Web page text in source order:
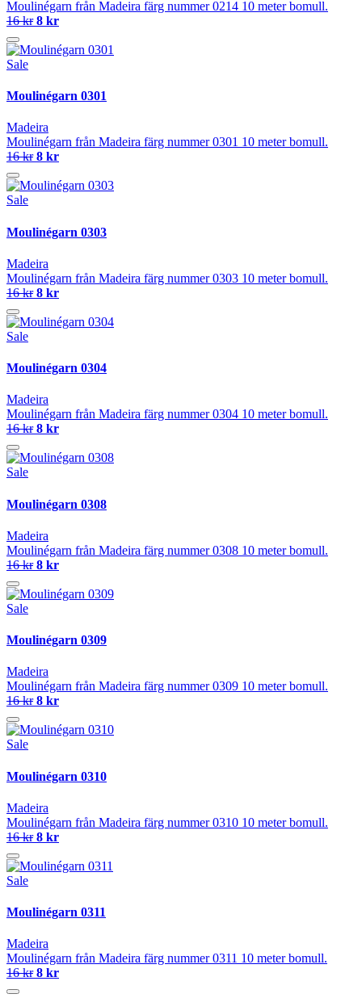
Moulinégarn från Madeira färg nummer 0214 10 meter bomull.
16 kr 8 kr
Sale
Moulinégarn 0301
Madeira
Moulinégarn från Madeira färg nummer 0301 10 meter bomull.
16 kr 8 kr
Sale
Moulinégarn 0303
Madeira
Moulinégarn från Madeira färg nummer 0303 10 meter bomull.
16 kr 8 kr
Sale
Moulinégarn 0304
Madeira
Moulinégarn från Madeira färg nummer 0304 10 meter bomull.
16 kr 8 kr
Sale
Moulinégarn 0308
Madeira
Moulinégarn från Madeira färg nummer 0308 10 meter bomull.
16 kr 8 kr
Sale
Moulinégarn 0309
Madeira
Moulinégarn från Madeira färg nummer 0309 10 meter bomull.
16 kr 8 kr
Sale
Moulinégarn 0310
Madeira
Moulinégarn från Madeira färg nummer 0310 10 meter bomull.
16 kr 8 kr
Sale
Moulinégarn 0311
Madeira
Moulinégarn från Madeira färg nummer 0311 10 meter bomull.
16 kr 8 kr